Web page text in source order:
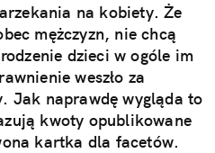
na kobiety. Że
mężczyzn, nie chcą
dzieci w ogóle im
weszło za
Jak naprawdę wygląda to
kwoty opublikowane
kartka dla facetów.